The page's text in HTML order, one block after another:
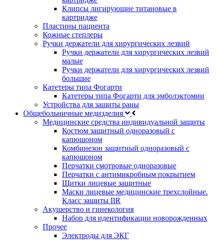
Клипсы лигирующие титановые в
картридже
Пластины пациента
Кожные степлеры
Ручки держатели для хирургических лезвий
Ручки держатели для хирургических лезвий
малые
Ручки держатели для хирургических лезвий
большие
Катетеры типа Фогарти
Катетеры типа Фогарти для эмболэктомии
Устройства для защиты раны
Общебольничные медизделия
Медицинские средства индивидуальной защиты
Костюм защитный одноразовый с
капюшоном
Комбинезон защитный одноразовый с
капюшоном
Перчатки смотровые одноразовые
Перчатки с антимикробным покрытием
Щитки лицевые защитные
Маски лицевые медицинские трехслойные.
Класс защиты IIR
Акушерство и гинекология
Набор для идентификации новорожденных
Прочее
Электроды для ЭКГ